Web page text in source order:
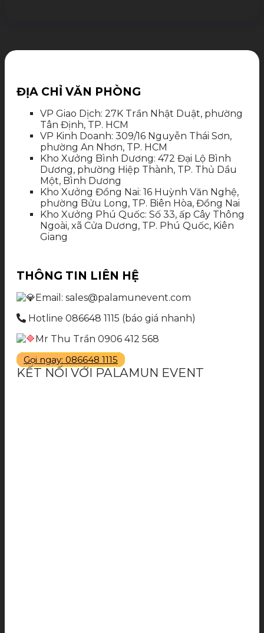
ĐỊA CHỈ VĂN PHÒNG
VP Giao Dịch: 27K Trần Nhật Duật, phường
Tân Định, TP. HCM
VP Kinh Doanh: 309/16 Nguyễn Thái Sơn,
phường An Nhơn, TP. HCM
Kho Xưởng Bình Dương: 472 Đại Lộ Bình
Dương, phường Hiệp Thành, TP. Thủ Dầu
Một, Bình Dương
Kho Xưởng Đồng Nai: 16 Huỳnh Văn Nghệ,
phường Bửu Long, TP. Biên Hòa, Đồng Nai
Kho Xưởng Phú Quốc: Số 33, ấp Cây Thông
Ngoài, xã Cửa Dương, TP. Phú Quốc, Kiên
Giang
THÔNG TIN LIÊN HỆ
Email: sales@palamunevent.com
Hotline 086648 1115 (báo giá nhanh)
Mr Thu Trần 0906 412 568
Gọi ngay: 086648 1115
KẾT NỐI VỚI PALAMUN EVENT